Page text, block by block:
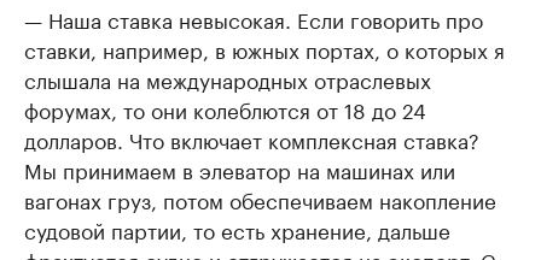
— Наша ставка невысокая. Если говорить про
ставки, например, в южных портах, о которых я
слышала на международных отраслевых
форумах, то они колеблются от 18 до 24
долларов. Что включает комплексная ставка?
Мы принимаем в элеватор на машинах или
вагонах груз, потом обеспечиваем накопление
судовой партии, то есть хранение, дальше